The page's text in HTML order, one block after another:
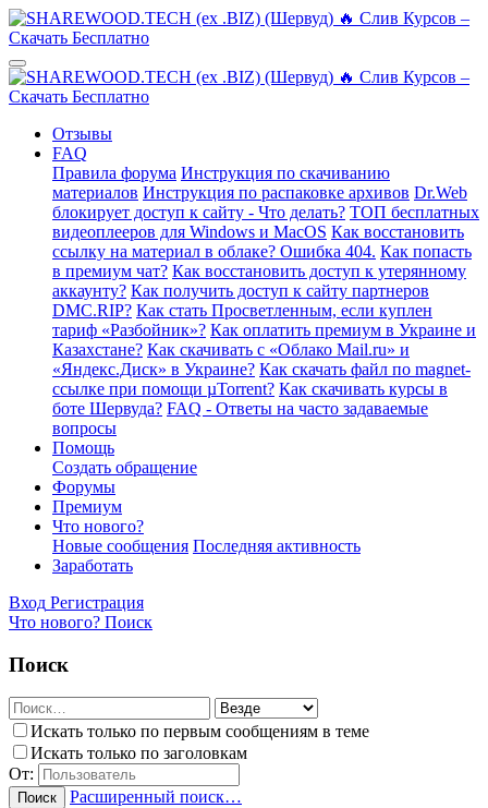
Отзывы
FAQ
Правила форума Инструкция по скачиванию
материалов Инструкция по распаковке архивов Dr.Web
блокирует доступ к сайту - Что делать? ТОП бесплатных
видеоплееров для Windows и MacOS Как восстановить
ссылку на материал в облаке? Ошибка 404. Как попасть
в премиум чат? Как восстановить доступ к утерянному
аккаунту? Как получить доступ к сайту партнеров
DMC.RIP? Как стать Просветленным, если куплен
тариф «Разбойник»? Как оплатить премиум в Украине и
Казахстане? Как скачивать с «Облако Mail.ru» и
«Яндекс.Диск» в Украине? Как скачать файл по magnet-
ссылке при помощи µTorrent? Как скачивать курсы в
боте Шервуда? FAQ - Ответы на часто задаваемые
вопросы
Помощь
Создать обращение
Форумы
Премиум
Что нового?
Новые сообщения Последняя активность
Заработать
Вход Регистрация
Что нового? Поиск
Поиск
Искать только по первым сообщениям в теме
Искать только по заголовкам
От:
Поиск
Расширенный поиск…